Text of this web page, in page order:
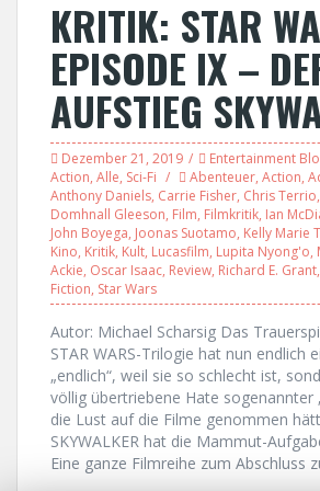
KRITIK: STAR
EPISODE IX –
AUFSTIEG
Dezember 21, 2019 Entertainment
Action, Alle, Sci-Fi Abenteuer, Action,
Anthony Daniels, Carrie Fisher, Chris Terrio,
Domhnall Gleeson, Film, Filmkritik, Ian
John Boyega, Joonas Suotamo, Kelly Marie
Kino, Kritik, Kult, Lucasfilm, Lupita Nyong'o,
Ackie, Oscar Isaac, Review, Richard E. Grant,
Fiction, Star Wars
Autor: Michael Scharsig Das
STAR WARS-Trilogie hat nun endlich
„endlich“, weil sie so schlecht ist,
völlig übertriebene Hate sogenannter
die Lust auf die Filme genommen
SKYWALKER hat die Mammut-
Eine ganze Filmreihe zum Abschluss